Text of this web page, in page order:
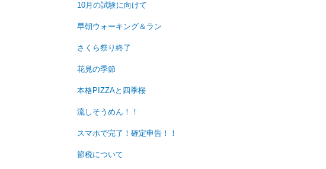
10月の試験に向けて
早朝ウォーキング＆ラン
さくら祭り終了
花見の季節
本格PIZZAと四季桜
流しそうめん！！
スマホで完了！確定申告！！
節税について